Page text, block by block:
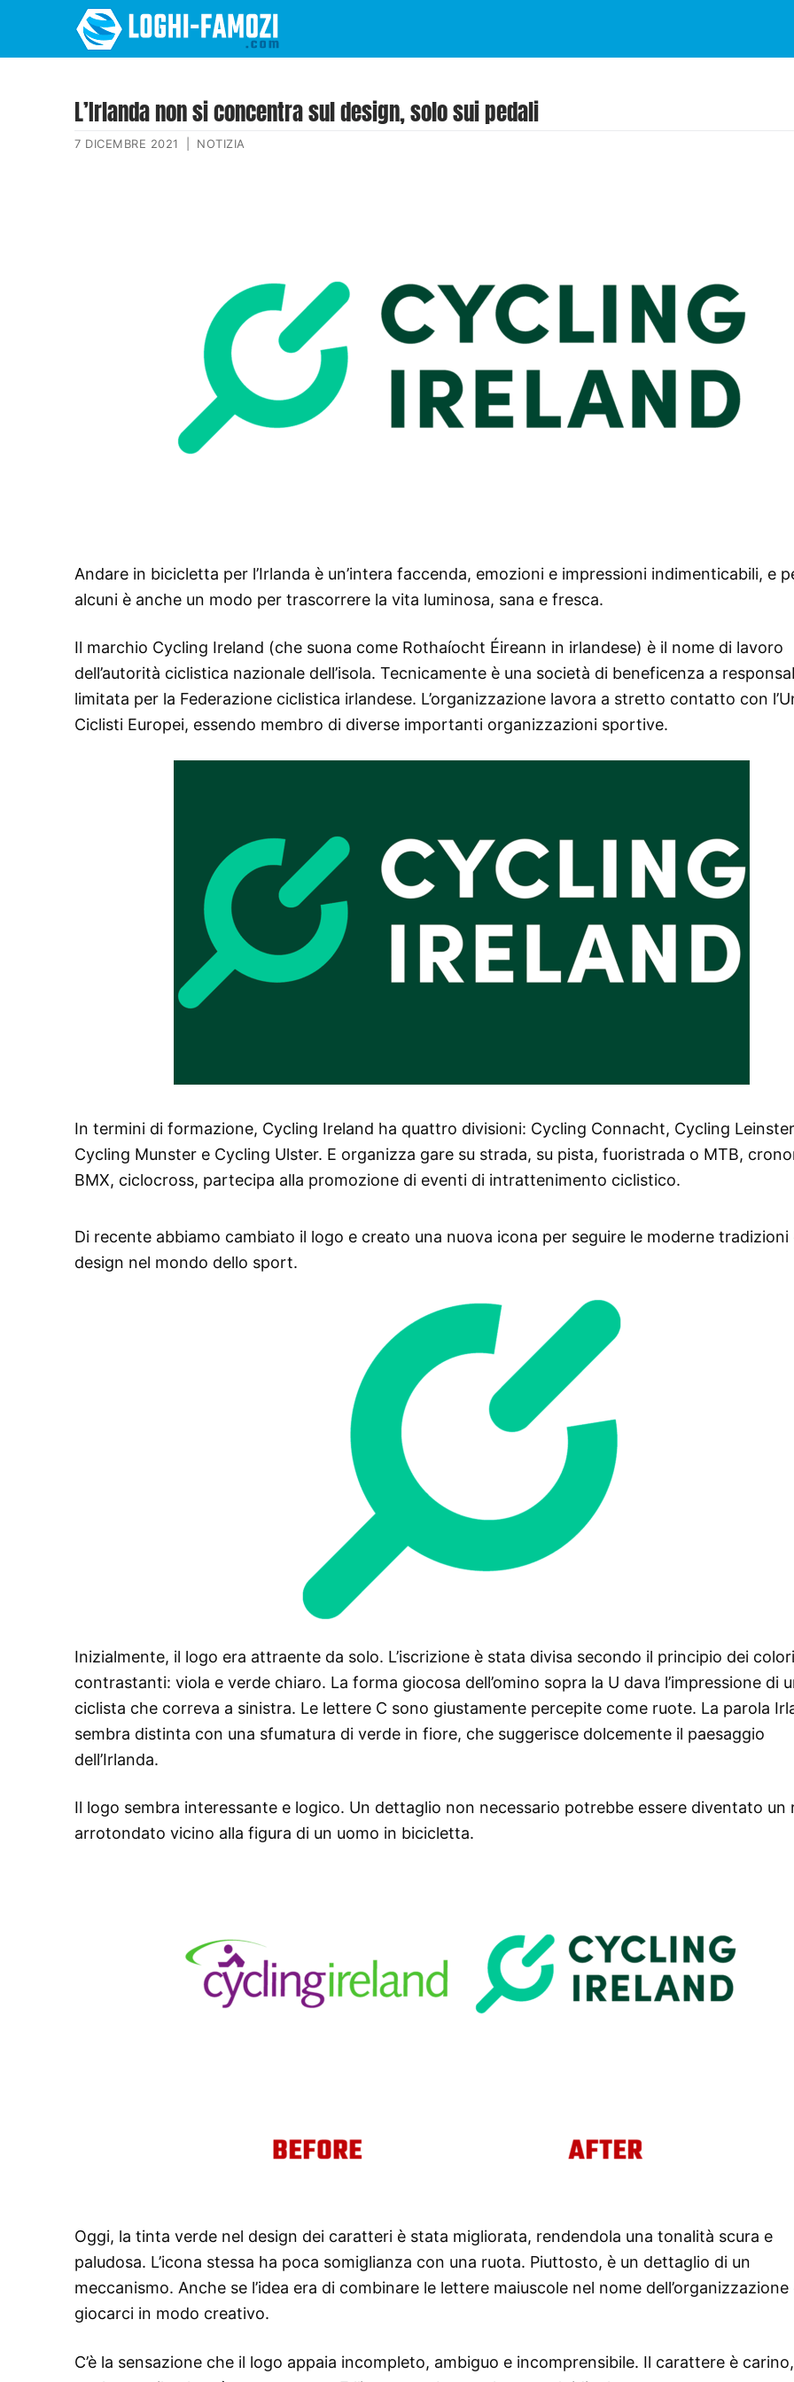
L’Irlanda non si concentra sul design, solo sui pedali
7 DICEMBRE 2021 NOTIZIA
Andare in bicicletta per l’Irlanda è un’intera faccenda, emozioni e impressioni indimenticabili, e
alcuni è anche un modo per trascorrere la vita luminosa, sana e fresca.
Il marchio Cycling Ireland (che suona come Rothaíocht Éireann in irlandese) è il nome di lavoro
dell’autorità ciclistica nazionale dell’isola. Tecnicamente è una società di beneficenza a
limitata per la Federazione ciclistica irlandese. L’organizzazione lavora a stretto contatto con
Ciclisti Europei, essendo membro di diverse importanti organizzazioni sportive.
In termini di formazione, Cycling Ireland ha quattro divisioni: Cycling Connacht, Cycling
Cycling Munster e Cycling Ulster. E organizza gare su strada, su pista, fuoristrada o MTB,
BMX, ciclocross, partecipa alla promozione di eventi di intrattenimento ciclistico.
Di recente abbiamo cambiato il logo e creato una nuova icona per seguire le moderne tradizioni
design nel mondo dello sport.
Inizialmente, il logo era attraente da solo. L’iscrizione è stata divisa secondo il principio dei colori
contrastanti: viola e verde chiaro. La forma giocosa dell’omino sopra la U dava l’impressione di
ciclista che correva a sinistra. Le lettere C sono giustamente percepite come ruote. La parola
sembra distinta con una sfumatura di verde in fiore, che suggerisce dolcemente il paesaggio
dell’Irlanda.
Il logo sembra interessante e logico. Un dettaglio non necessario potrebbe essere diventato un
arrotondato vicino alla figura di un uomo in bicicletta.
Oggi, la tinta verde nel design dei caratteri è stata migliorata, rendendola una tonalità scura e
paludosa. L’icona stessa ha poca somiglianza con una ruota. Piuttosto, è un dettaglio di un
meccanismo. Anche se l’idea era di combinare le lettere maiuscole nel nome dell’organizzazione
giocarci in modo creativo.
C’è la sensazione che il logo appaia incompleto, ambiguo e incomprensibile. Il carattere è carino,